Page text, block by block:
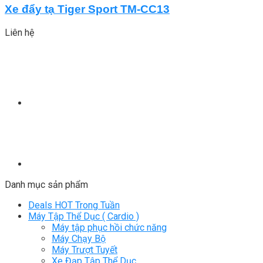
Xe đẩy tạ Tiger Sport TM-CC13
Liên hệ
Danh mục sản phẩm
Deals HOT Trong Tuần
Máy Tập Thể Dục ( Cardio )
Máy tập phục hồi chức năng
Máy Chạy Bộ
Máy Trượt Tuyết